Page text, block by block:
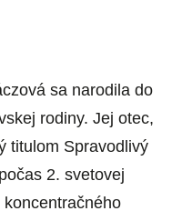
sa narodila do
rodiny. Jej otec,
titulom Spravodlivý
2. svetovej